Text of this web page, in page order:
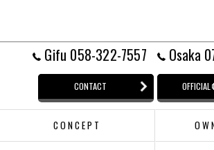
Gifu 058-322-7557 Osaka
CONTACT OFFICIAL
CONCEPT